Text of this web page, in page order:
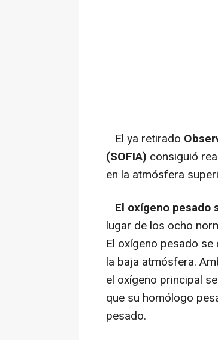
El ya retirado
(SOFIA) consiguió
en la atmósfera
El oxígeno pesado
lugar de los ocho
El oxígeno pesado
la baja atmósfera.
el oxígeno principal
que su homólogo
pesado.